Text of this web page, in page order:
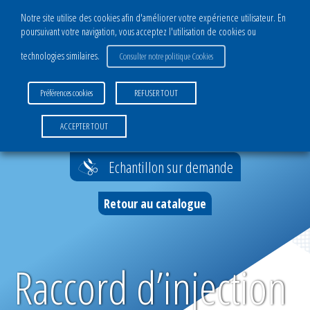
DIVISION COMPOSITES
Raccord d’injection en silicone – 12mm
CATALOGUE
Films de mise sous vide
Complexes infusion sous vide
Filets infusion
Accessoires infusion
Accessoires moulage sous vide
Echantillon sur demande
Retour au catalogue
Raccord d’injection
Notre site utilise des cookies afin d'améliorer votre expérience utilisateur. En
poursuivant votre navigation, vous acceptez l'utilisation de cookies ou
technologies similaires.
Consulter notre politique Cookies
Préférences cookies REFUSER TOUT
ACCEPTER TOUT